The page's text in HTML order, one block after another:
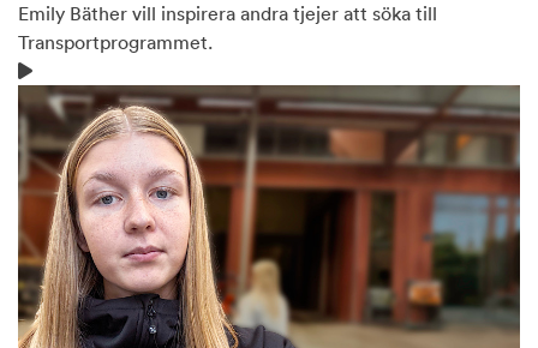
Emily Bäther vill inspirera andra tjejer att söka till
Transportprogrammet.